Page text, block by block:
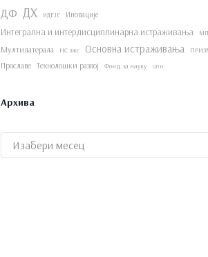
ДФ ДХ ИДЕЈЕ Иновације
Интегрална и интердисциплинарна истраживања
Мултилатерала
НС зжс Основна истраживања
Прославе Технолошки развој Фонд за науку ЦПН
Архива